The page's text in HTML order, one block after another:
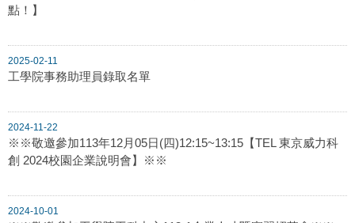
點！】
2025-02-11
工學院事務助理員錄取名單
2024-11-22
※※敬邀參加113年12月05日(四)12:15~13:15【TEL 東京威力科
創 2024校園企業說明會】※※
2024-10-01